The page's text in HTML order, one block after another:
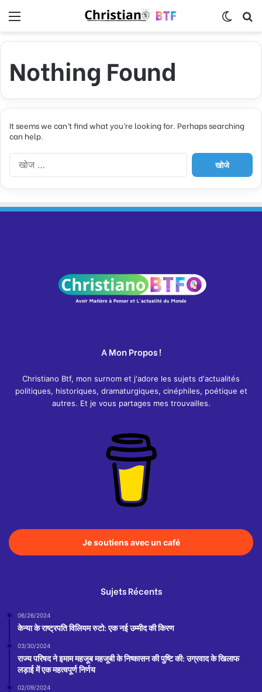
Nothing Found
It seems we can’t find what you’re looking for. Perhaps searching
can help.
नि
म्न
जें
A Mon Propos !
Christiano Btf, mon surnom et j'adore les sujets d'actualités
politiques, historiques, dramaturgiques, cinéphiles, poétique et
autres. Et je vous partages mes trouvailles.
Je soutiens avec un café
Sujets Récents
06/26/2024
केन्या के राष्ट्रपति विलियम रुटो: एक नई उम्मीद की किरण
03/30/2024
राज्य परिषद ने इमाम महजूब महजूबी के निष्कासन की पुष्टि की: उग्रवाद के खिलाफ
लड़ाई में एक महत्वपूर्ण निर्णय
02/09/2024